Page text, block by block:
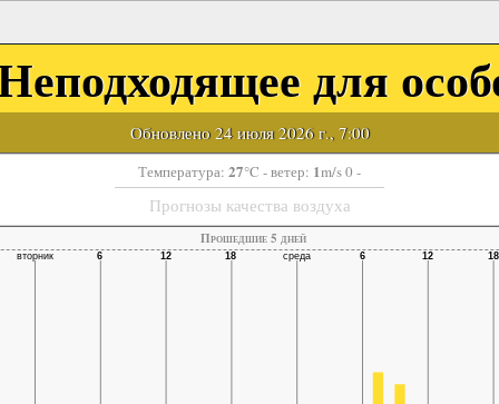
для
Обновлено 24 июля 2026 г., 7:00
Температура: 27°C - ветер: 1m/s 0 -
Прогнозы качества воздуха
Прошедшие 5 дней